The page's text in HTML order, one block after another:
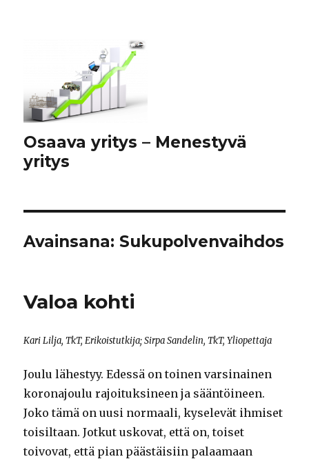
Osaava yritys – Menestyvä
yritys
Avainsana: Sukupolvenvaihdos
Valoa kohti
Kari Lilja, TkT, Erikoistutkija; Sirpa Sandelin, TkT, Yliopettaja
Joulu lähestyy. Edessä on toinen varsinainen
koronajoulu rajoituksineen ja sääntöineen.
Joko tämä on uusi normaali, kyselevät ihmiset
toisiltaan. Jotkut uskovat, että on, toiset
toivovat, että pian päästäisiin palaamaan